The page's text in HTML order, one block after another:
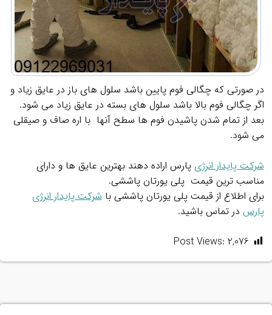
در صورتی که چگالی فوم پایین باشد سلول های باز در عایق زیاد و
اگر چگالی فوم بالا باشد سلول های بسته در عایق زیاد می شود.
بعد از تمام شدن پاشیدن فوم ها سطح آنها با اره صاف و صیقلی
می شود.
شرکت پایدار انرژی پارس اراده دهند بهترین عایق ها و دارای
مناسب ترین قیمت پلی یورتان پاششی.
برای اطلاع از قیمت پلی یورتان پاششی باشرکت پایدار انرژی
پارس در تماس باشید.
Post Views: 2,076